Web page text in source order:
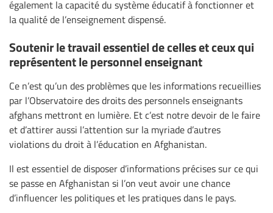
également la capacité du système éducatif à fonctionner et
la qualité de l’enseignement dispensé.
Soutenir le travail essentiel de celles et ceux qui
représentent le personnel enseignant
Ce n’est qu’un des problèmes que les informations recueillies
par l’Observatoire des droits des personnels enseignants
afghans mettront en lumière. Et c’est notre devoir de le faire
et d’attirer aussi l’attention sur la myriade d’autres
violations du droit à l’éducation en Afghanistan.
Il est essentiel de disposer d’informations précises sur ce qui
se passe en Afghanistan si l’on veut avoir une chance
d’influencer les politiques et les pratiques dans le pays.